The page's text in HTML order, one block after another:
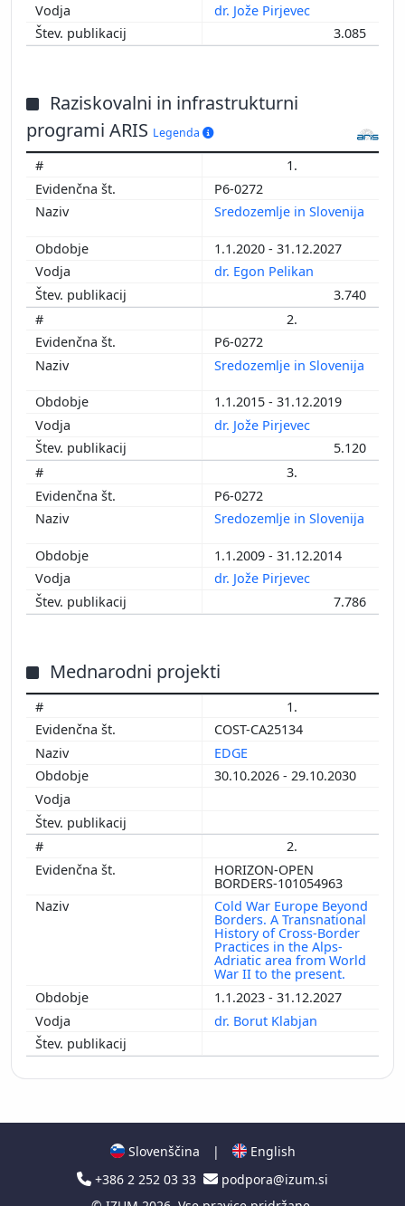
dr. Jože Pirjevec
3.085
Raziskovalni in infrastrukturni
programi ARIS Legenda
1.
P6-0272
Sredozemlje in Slovenija
1.1.2020 - 31.12.2027
dr. Egon Pelikan
3.740
2.
P6-0272
Sredozemlje in Slovenija
1.1.2015 - 31.12.2019
dr. Jože Pirjevec
5.120
3.
P6-0272
Sredozemlje in Slovenija
1.1.2009 - 31.12.2014
dr. Jože Pirjevec
7.786
Mednarodni projekti
1.
COST-CA25134
EDGE
30.10.2026 - 29.10.2030
2.
HORIZON-OPEN
BORDERS-101054963
Cold War Europe Beyond
Borders. A Transnational
History of Cross-Border
Practices in the Alps-
Adriatic area from World
War II to the present.
1.1.2023 - 31.12.2027
dr. Borut Klabjan
Slovenščina |
English
+386 2 252 03 33
podpora@izum.si